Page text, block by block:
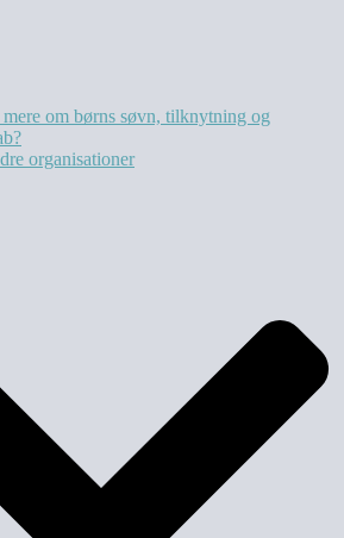
om børns søvn, tilknytning og
organisationer